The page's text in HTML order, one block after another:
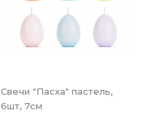
Свечи "Пасха" пастель,
6шт, 7см